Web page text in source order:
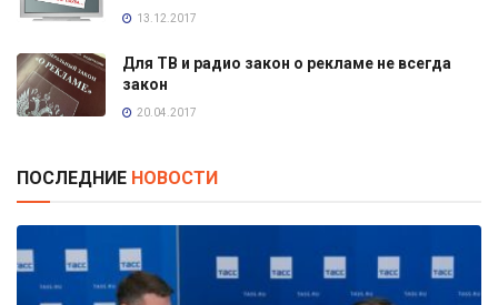
13.12.2017
Для ТВ и радио закон о рекламе не всегда
закон
20.04.2017
ПОСЛЕДНИЕ НОВОСТИ